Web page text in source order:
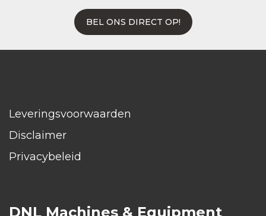
BEL ONS DIRECT OP!
Leveringsvoorwaarden
Disclaimer
Privacybeleid
DNL Machines & Equipment